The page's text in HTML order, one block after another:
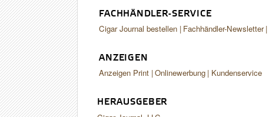
FACHHÄNDLER-SERVICE
Cigar Journal bestellen Fachhändler-Newsletter
ANZEIGEN
Anzeigen Print Onlinewerbung Kundenservice
HERAUSGEBER